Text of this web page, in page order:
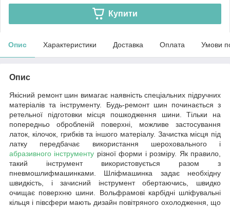
Купити
Опис Характеристики Доставка Оплата Умови
Опис
Якісний ремонт шин вимагає наявність спеціальних підручних
матеріалів та інструменту. Будь-ремонт шин починається з
ретельної підготовки місця пошкодження шини. Тільки на
попередньо обробленій поверхні, можливе застосування
латок, кілочок, грибків та іншого матеріалу. Зачистка місця під
латку передбачає використання шероховального і
абразивного інструменту різної форми і розміру. Як правило,
такий інструмент використовується разом з
пневмошлифмашинками. Шліфмашинка задає необхідну
швидкість, і зачисний інструмент обертаючись, швидко
очищає поверхню шини. Вольфрамові карбідні шліфувальні
кільця і півсфери мають дизайн повітряного охолодження, що